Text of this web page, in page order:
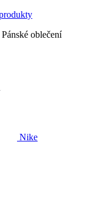
Pánské oblečení
Nike